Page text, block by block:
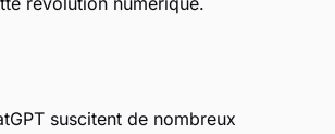
suscitent de nombreux